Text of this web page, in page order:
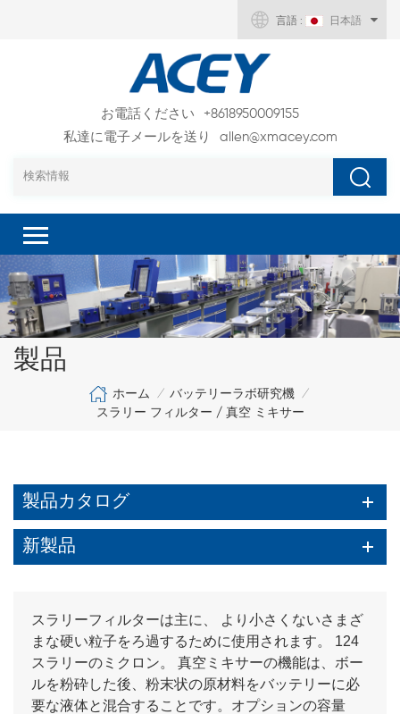
言語 : 日本語
お電話ください
+8618950009155
私達に電子メールを送り
allen@xmacey.com
製品
ホーム / バッテリーラボ研究機 /
スラリー フィルター / 真空 ミキサー
製品カタログ
新製品
スラリーフィルターは主に、 より小さくないさまざ
まな硬い粒子をろ過するために使用されます。 124
スラリーのミクロン。 真空ミキサーの機能は、ボー
ルを粉砕した後、粉末状の原材料をバッテリーに必
要な液体と混合することです。オプションの容量